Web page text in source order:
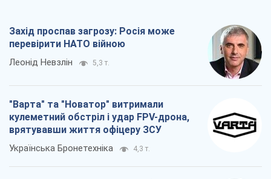
Захід проспав загрозу: Росія може
перевірити НАТО війною
Леонід Невзлін 5,3 т.
"Варта" та "Новатор" витримали
кулеметний обстріл і удар FPV-дрона,
врятувавши життя офіцеру ЗСУ
Українська Бронетехніка 4,3 т.